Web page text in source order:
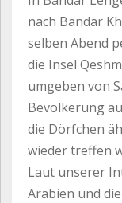
nach Bandar
selben Abend
die Insel
umgeben von
Bevölkerung
die Dörfchen
wieder treffen
Laut unserer
Arabien und